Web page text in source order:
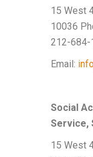
15 West
10036
212-684-
Email:
Social
Service,
15 West